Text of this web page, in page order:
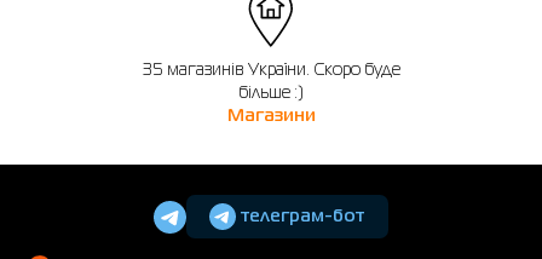
35 магазинів України. Скоро буде
більше :)
Магазини
телеграм-бот